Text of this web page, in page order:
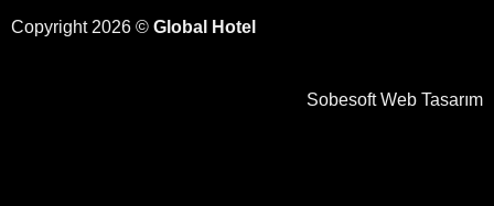
Copyright 2026 © Global Hotel
SobesoftWeb Tasarım